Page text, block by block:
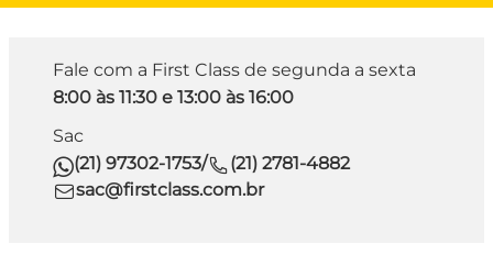
Fale com a First Class de segunda a sexta
8:00 às 11:30 e 13:00 às 16:00
Sac
(21) 97302-1753/
(21) 2781-4882
sac@firstclass.com.br